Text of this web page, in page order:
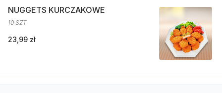
NUGGETS KURCZAKOWE
10 SZT
23,99 zł